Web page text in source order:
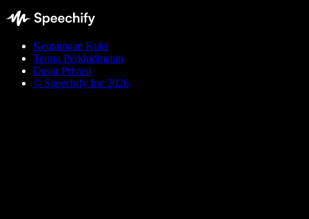
Keutamaan Kuki
Terma Perkhidmatan
Dasar Privasi
© Speechify Inc 2026